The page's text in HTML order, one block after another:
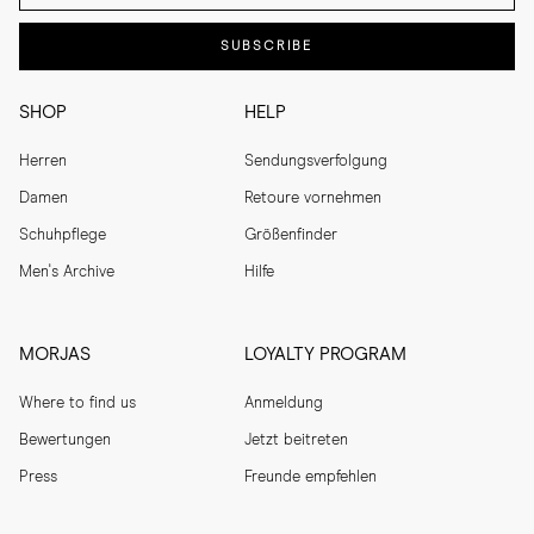
SHOP
Herren
Damen
Schuhpflege
Men's Archive
HELP
Sendungsverfolgung
Retoure vornehmen
Größenfinder
Hilfe
MORJAS
Where to find us
Bewertungen
Press
LOYALTY PROGRAM
Anmeldung
Jetzt beitreten
Freunde empfehlen
SUBSCRIBE